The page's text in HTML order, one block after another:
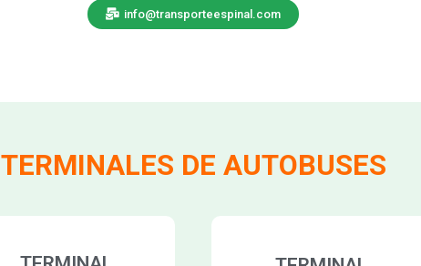
info@transporteespinal.com
TERMINALES DE AUTOBUSES